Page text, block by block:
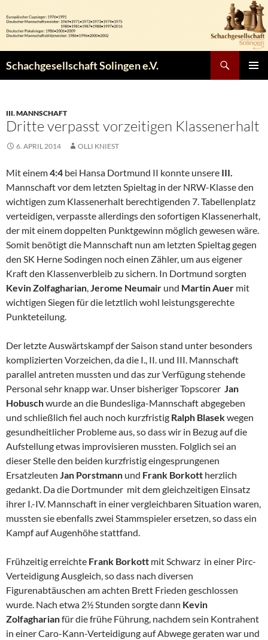
Inhalt
springen
Schachgesellschaft Solingen e.V.
III. MANNSCHAFT
Dritte verpasst vorzeitigen Klassenerhalt
6. APRIL 2014 OLLI KNIEST
Mit einem4:4 bei Hansa Dortmund II konnte unsere III.
Mannschaft vor dem letzten Spieltag in der NRW-Klasse den
wichtigen zum Klassenerhalt berechtigenden 7. Tabellenplatz
verteidigen, verpasste allerdings den sofortigen Klassenerhalt,
der mit einem doppelten Punktgewinn möglich gewesen wäre.
Somit benötigt die Mannschaft nun am letzten Spieltag gegen
den SK Herne Sodingen noch einen Zähler, um aus eigener
Kraft den Klassenverbleib zu sichern. In Dortmund sorgten
Kevin Zolfagharian,Jerome Neumair und Martin Auer mit
wichtigen Siegen für die letztlich wohl leistungsgerechte
Punkteteilung.
Der letzte Auswärtskampf der Saison stand unter besonders
komplizierten Vorzeichen, da die I., II. und III. Mannschaft
parallel antreten mussten und das zur Verfügung stehende
Personal sehr knapp war. Unser bisheriger Topscorer Jan
Hobuschwurde an die Bundesliga-Mannschaft abgegeben
und schließlich fiel auch noch kurzfristig Ralph Blasekwegen
gesundheitlicher Probleme aus, so dass wir in Bezug auf die
Aufstellung etwas improvisieren mussten. Folglich sei an
dieser Stelle den beiden kurzfristig eingesprungenen
Ersatzleuten Jan Porstmann und Frank Borkott herzlich
gedankt. Da die Dortmunder mit dem gleichzeitigen Einsatz
ihrer I.-IV. Mannschaft in einer vergleichbaren Situation waren,
mussten sie ebenfalls zwei Stammspieler ersetzen, so dass ein
Kampf auf Augenhöhe stattfand.
Frühzeitig erreichte Frank Borkott mit Schwarz in einer Pirc-
Verteidigung Ausgleich, so dass nach diversen
Figurenabtäuschen am achten Brett Frieden geschlossen
wurde. Nach etwa 2½ Stunden sorgte dann Kevin
Zolfagharianfür die frühe Führung, nachdem sein Kontrahent
in einer Caro-Kann-Verteidigung auf Abwege geraten war und